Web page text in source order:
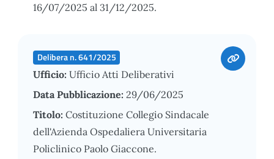
16/07/2025 al 31/12/2025.
Delibera n. 641/2025
Ufficio: Ufficio Atti Deliberativi
Data Pubblicazione: 29/06/2025
Titolo: Costituzione Collegio Sindacale
dell'Azienda Ospedaliera Universitaria
Policlinico Paolo Giaccone.